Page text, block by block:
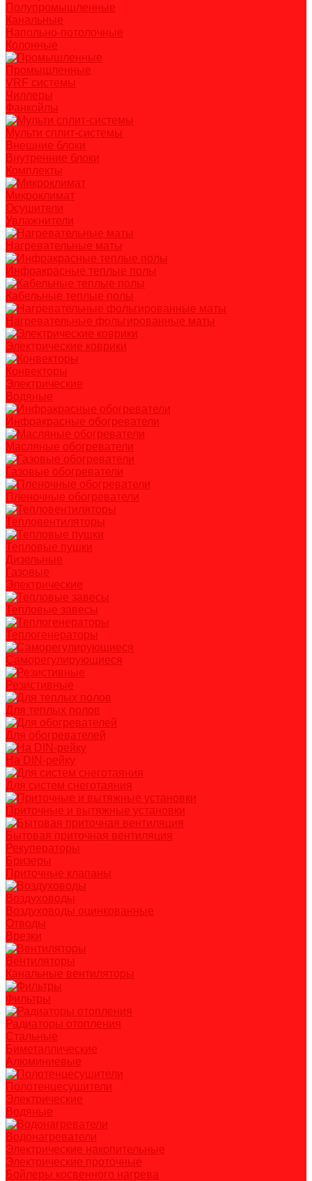
Полупромышленные
Канальные
Напольно-потолочные
Колонные
Промышленные
VRF системы
Чиллеры
Фанкойлы
Мульти сплит-системы
Внешние блоки
Внутренние блоки
Комплекты
Микроклимат
Осушители
Увлажнители
Нагревательные маты
Инфракрасные теплые полы
Кабельные теплые полы
Нагревательные фольгированные маты
Электрические коврики
Конвекторы
Электрические
Водяные
Инфракрасные обогреватели
Масляные обогреватели
Газовые обогреватели
Пленочные обогреватели
Тепловентиляторы
Тепловые пушки
Дизельные
Газовые
Электрические
Тепловые завесы
Теплогенераторы
Саморегулирующиеся
Резистивные
Для теплых полов
Для обогревателей
На DIN-рейку
Для систем снеготаяния
Приточные и вытяжные установки
Бытовая приточная вентиляция
Рекуператоры
Бризеры
Приточные клапаны
Воздуховоды
Воздуховоды оцинкованные
Отводы
Врезки
Вентиляторы
Канальные вентиляторы
Фильтры
Радиаторы отопления
Стальные
Биметаллические
Алюминиевые
Полотенцесушители
Электрические
Водяные
Водонагреватели
Электрические накопительные
Электрические проточные
Бойлеры косвенного нагрева